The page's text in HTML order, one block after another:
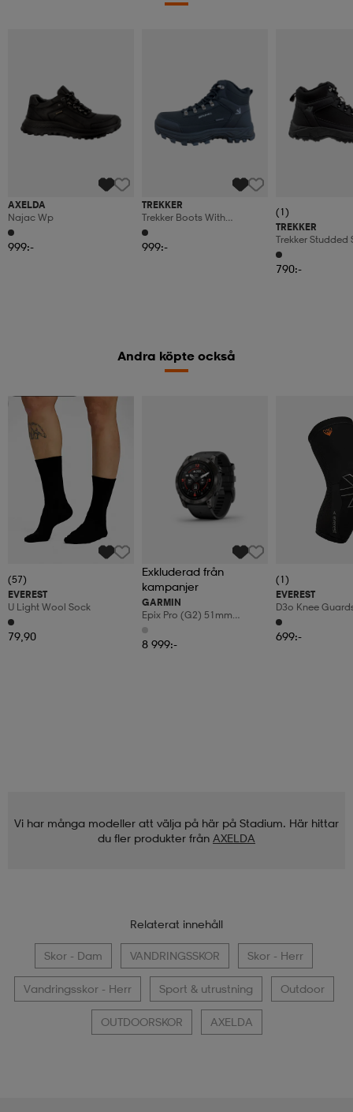
AXELDA
Najac Wp
999:-
TREKKER
Trekker Boots With
Retractable Cleats Havu
999:-
(1)
TREKKER
Trekker Studded
Havu - Eu46 - Uk
790:-
Andra köpte också
Kampanj -25%
(57)
EVEREST
U Light Wool Sock
79,90
Exkluderad från
kampanjer
GARMIN
Epix Pro (g2) 51mm
Sapphire
8 999:-
(1)
EVEREST
D3o Knee
699:-
Vi har många modeller att välja på här på Stadium. Här hittar
du fler produkter från AXELDA
Relaterat innehåll
Skor - Dam VANDRINGSSKOR Skor - Herr
Vandringsskor - Herr Sport & utrustning Outdoor
OUTDOORSKOR AXELDA